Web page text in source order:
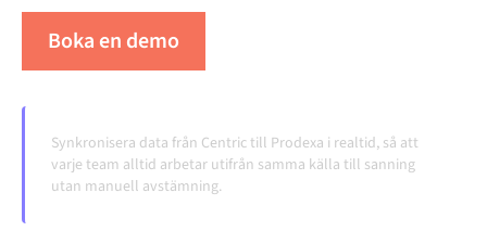
Boka en demo
Synkronisera data från Centric till Prodexa i realtid, så att
varje team alltid arbetar utifrån samma källa till sanning
utan manuell avstämning.